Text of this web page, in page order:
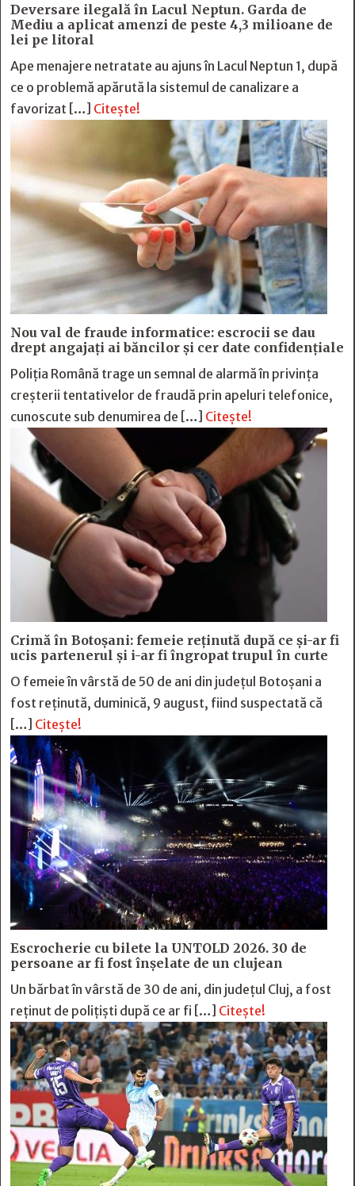
Deversare ilegală în Lacul Neptun. Garda de
Mediu a aplicat amenzi de peste 4,3 milioane de
lei pe litoral
Ape menajere netratate au ajuns în Lacul Neptun 1, după
ce o problemă apărută la sistemul de canalizare a
favorizat […] Citește!
Nou val de fraude informatice: escrocii se dau
drept angajați ai băncilor și cer date confidențiale
Poliția Română trage un semnal de alarmă în privința
creșterii tentativelor de fraudă prin apeluri telefonice,
cunoscute sub denumirea de […] Citește!
Crimă în Botoșani: femeie reținută după ce și-ar fi
ucis partenerul și i-ar fi îngropat trupul în curte
O femeie în vârstă de 50 de ani din județul Botoșani a
fost reținută, duminică, 9 august, fiind suspectată că
[…] Citește!
Escrocherie cu bilete la UNTOLD 2026. 30 de
persoane ar fi fost înșelate de un clujean
Un bărbat în vârstă de 30 de ani, din județul Cluj, a fost
reținut de polițiști după ce ar fi […] Citește!